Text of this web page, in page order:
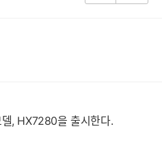
, HX7280을 출시한다.